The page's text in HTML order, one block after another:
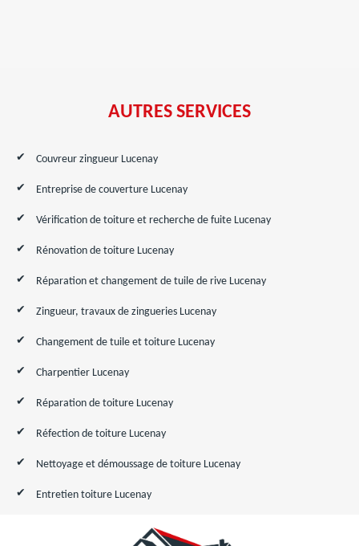
AUTRES SERVICES
Couvreur zingueur Lucenay
Entreprise de couverture Lucenay
Vérification de toiture et recherche de fuite Lucenay
Rénovation de toiture Lucenay
Réparation et changement de tuile de rive Lucenay
Zingueur, travaux de zingueries Lucenay
Changement de tuile et toiture Lucenay
Charpentier Lucenay
Réparation de toiture Lucenay
Réfection de toiture Lucenay
Nettoyage et démoussage de toiture Lucenay
Entretien toiture Lucenay